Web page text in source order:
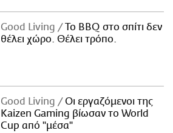
Good Living
Το BBQ στο σπίτι δεν
θέλει χώρο. Θέλει τρόπο.
Good Living
Οι εργαζόμενοι της
Kaizen Gaming βίωσαν το World
Cup από "μέσα"